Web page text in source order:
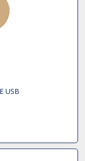
USB